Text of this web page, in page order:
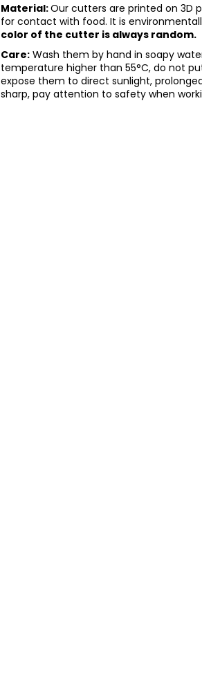
Material:Our cutters are printed on 3D
for contact with food. It is
color of the cutter is always random.
Care: Wash them by hand in soapy
temperature higher than 55°C, do not
expose them to direct sunlight,
sharp, pay attention to safety when